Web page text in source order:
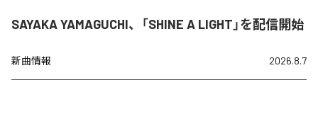
SAYAKA YAMAGUCHI、「SHINE A LIGHT」を配信開始
新曲情報 2026.8.7